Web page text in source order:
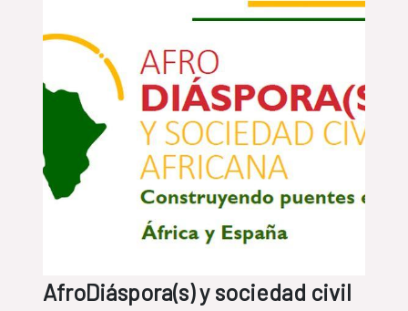
AfroDiáspora(s) y sociedad civil